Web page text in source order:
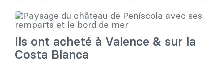
Ils ont acheté à Valence & sur la
Costa Blanca